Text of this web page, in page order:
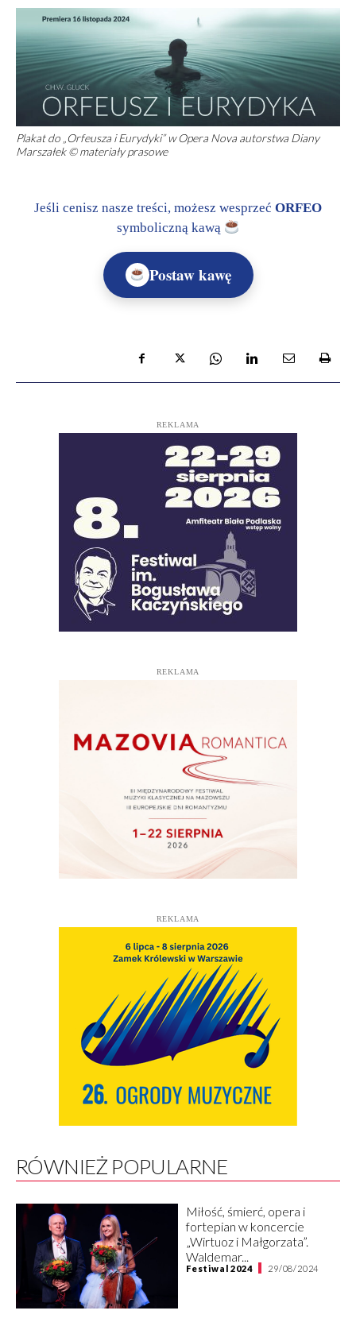
Plakat do „Orfeusza i Eurydyki” w Opera Nova autorstwa Diany
Marszałek © materiały prasowe
Jeśli cenisz nasze treści, możesz wesprzeć ORFEO
symboliczną kawą
Postaw kawę
REKLAMA
REKLAMA
REKLAMA
RÓWNIEŻ POPULARNE
Miłość, śmierć, opera i
fortepian w koncercie
„Wirtuoz i Małgorzata”.
Waldemar...
Festiwal 2024 29/08/2024